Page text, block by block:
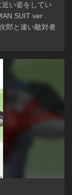
い姿をしてい
SUIT ver
郎と違い敵対者